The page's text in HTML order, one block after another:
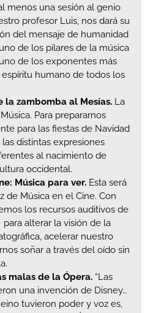
menos una sesión al genio
profesor Luis, nos dará su
del mensaje de humanidad
de los pilares de la música
de los exponentes más
humano de todos los
la zambomba al Mesías. La
Para prepararnos
para las fiestas de Navidad
distintas expresiones
al nacimiento de
occidental.
Música para ver. Esta será
de Música en el Cine. Con
los recursos auditivos de
alterar la visión de la
acelerar nuestro
soñar a través del oído sin
malas de la Ópera. “Las
una invención de Disney…
tuvieron poder y voz es,